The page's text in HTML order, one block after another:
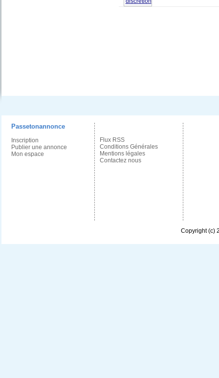
Passetonannonce
Inscription
Publier une annonce
Mon espace
Flux RSS
Conditions Générales
Mentions légales
Contactez nous
Copyright (c)